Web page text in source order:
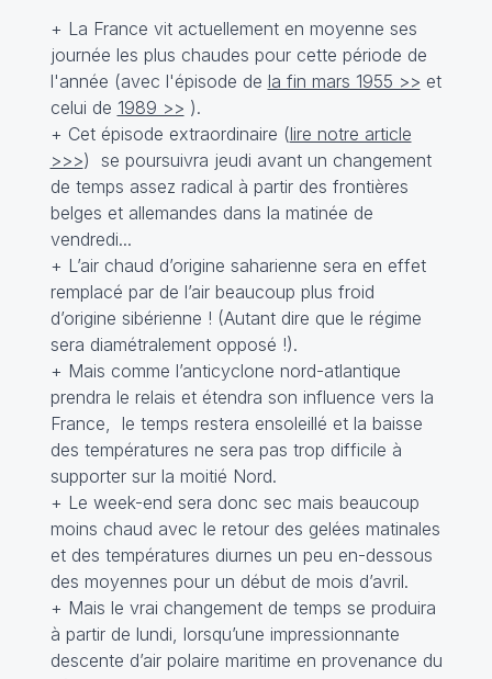
+ La France vit actuellement en moyenne ses
journée les plus chaudes pour cette période de
l'année (avec l'épisode de la fin mars 1955 >> et
celui de 1989 >> ).
+ Cet épisode extraordinaire (lire notre article
>>>) se poursuivra jeudi avant un changement
de temps assez radical à partir des frontières
belges et allemandes dans la matinée de
vendredi...
+ L’air chaud d’origine saharienne sera en effet
remplacé par de l’air beaucoup plus froid
d’origine sibérienne ! (Autant dire que le régime
sera diamétralement opposé !).
+ Mais comme l’anticyclone nord-atlantique
prendra le relais et étendra son influence vers la
France, le temps restera ensoleillé et la baisse
des températures ne sera pas trop difficile à
supporter sur la moitié Nord.
+ Le week-end sera donc sec mais beaucoup
moins chaud avec le retour des gelées matinales
et des températures diurnes un peu en-dessous
des moyennes pour un début de mois d’avril.
+ Mais le vrai changement de temps se produira
à partir de lundi, lorsqu’une impressionnante
descente d’air polaire maritime en provenance du